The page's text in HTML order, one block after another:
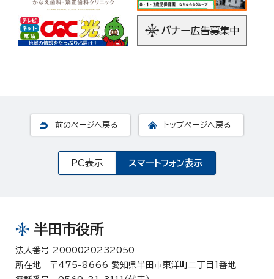
前のページへ戻る トップページへ戻る
PC表示 スマートフォン表示
半田市役所
法人番号 2000020232050
所在地 〒475-8666 愛知県半田市東洋町二丁目1番地